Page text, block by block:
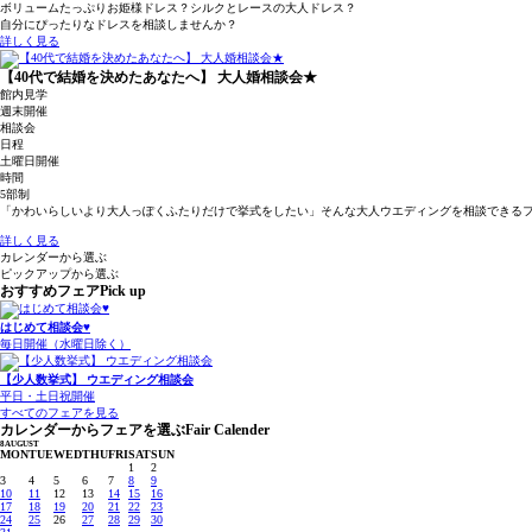
ボリュームたっぷりお姫様ドレス？シルクとレースの大人ドレス？
自分にぴったりなドレスを相談しませんか？
詳しく見る
【40代で結婚を決めたあなたへ】 大人婚相談会★
館内見学
週末開催
相談会
日程
土曜日開催
時間
5部制
「かわいらしいより大人っぽくふたりだけで挙式をしたい」そんな大人ウエディングを相談できる
詳しく見る
カレンダーから選ぶ
ピックアップから選ぶ
おすすめフェアPick up
はじめて相談会♥
毎日開催（水曜日除く）
【少人数挙式】 ウエディング相談会
平日・土日祝開催
すべてのフェアを見る
カレンダーからフェアを選ぶFair Calender
8AUGUST
MONTUEWEDTHUFRISATSUN
1
2
3
4 5 6 7 8
9
10
11 12 13 14 15
16
17
18 19 20 21 22
23
24
25 26 27 28 29
30